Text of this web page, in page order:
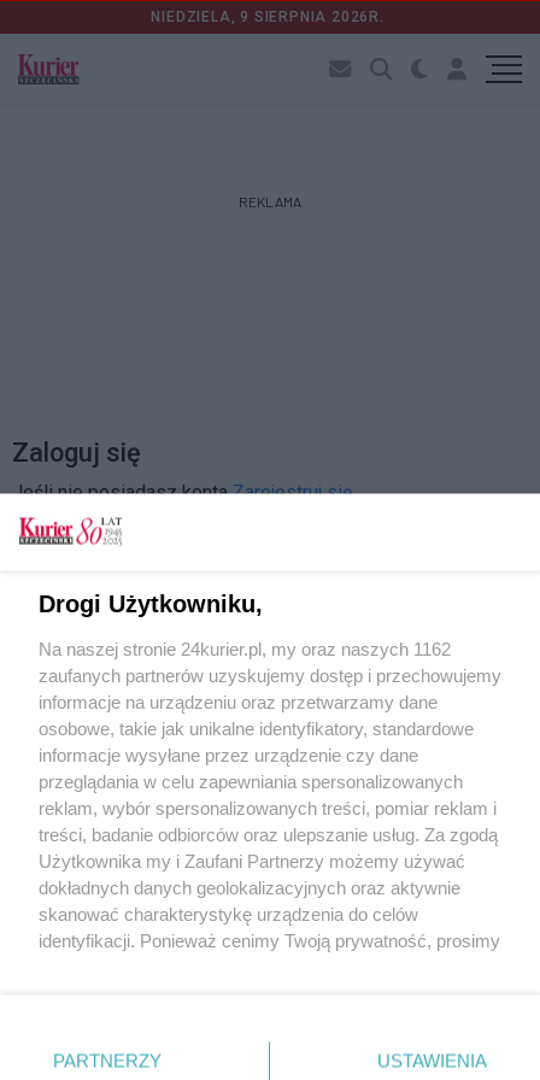
NIEDZIELA, 9 SIERPNIA 2026R.
REKLAMA
Zaloguj się
Jeśli nie posiadasz kontaZarejestruj się
Zapamiętać?
Zaloguj
Zapomniałem hasła
Copyright © 2022 Kurier Szczeciński sp. z o.o.
Drogi Użytkowniku,
Na naszej stronie 24kurier.pl, my oraz naszych 1162
zaufanych partnerów uzyskujemy dostęp i przechowujemy
informacje na urządzeniu oraz przetwarzamy dane
osobowe, takie jak unikalne identyfikatory, standardowe
informacje wysyłane przez urządzenie czy dane
przeglądania w celu zapewniania spersonalizowanych
reklam, wybór spersonalizowanych treści, pomiar reklam i
treści, badanie odbiorców oraz ulepszanie usług. Za zgodą
Użytkownika my i Zaufani Partnerzy możemy używać
dokładnych danych geolokalizacyjnych oraz aktywnie
skanować charakterystykę urządzenia do celów
identyfikacji. Ponieważ cenimy Twoją prywatność, prosimy
prywatności znajdujący się w lewym dolnym rogu strony
. Niektóre rodzaje przetwarzania danych nie wymagają
PARTNERZY USTAWIENIA